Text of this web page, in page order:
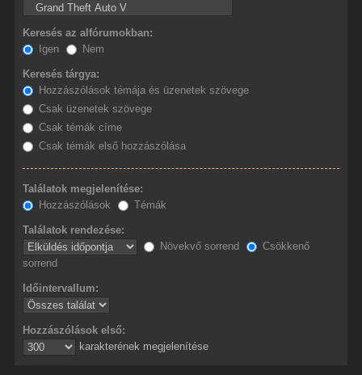
Keresés az alfórumokban:
Igen
Nem
Keresés tárgya:
Hozzászólások témája és üzenetek szövege
Csak üzenetek szövege
Csak témák címe
Csak témák első hozzászólása
Találatok megjelenítése:
Hozzászólások
Témák
Találatok rendezése:
Növekvő sorrend
Csökkenő
sorrend
Időintervallum:
Hozzászólások első:
karakterének megjelenítése